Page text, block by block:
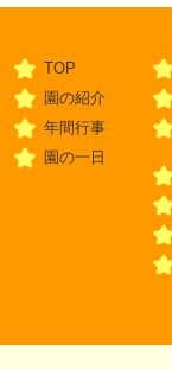
TOP
園の紹介
年間行事
園の一日